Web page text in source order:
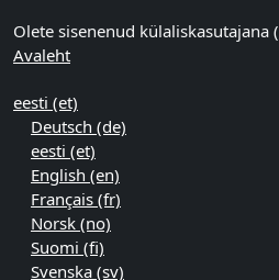
Olete sisenenud külaliskasutajana (
Avaleht
eesti ‎(et)‎
Deutsch ‎(de)‎
eesti ‎(et)‎
English ‎(en)‎
Français ‎(fr)‎
Norsk ‎(no)‎
Suomi ‎(fi)‎
Svenska ‎(sv)‎